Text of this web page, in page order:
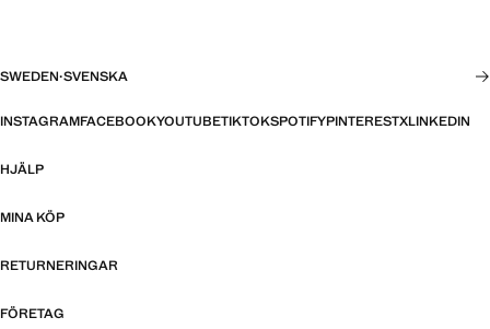
SWEDEN·SVENSKA
INSTAGRAMFACEBOOKYOUTUBETIKTOKSPOTIFYPINTERESTXLINKEDIN
HJÄLP
MINA KÖP
RETURNERINGAR
FÖRETAG